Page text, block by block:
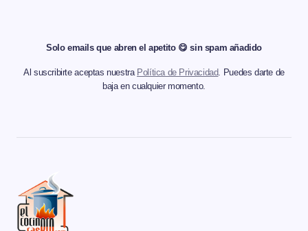
Solo emails que abren el apetito 😋 sin spam añadido
Al suscribirte aceptas nuestra Política de Privacidad. Puedes darte de
baja en cualquier momento.